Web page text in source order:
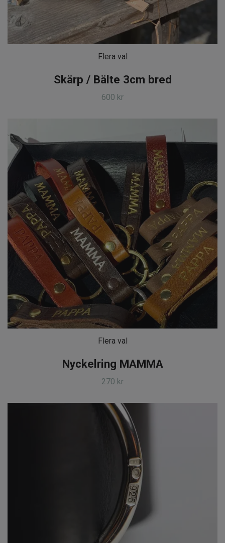
Flera val
Skärp / Bälte 3cm bred
600 kr
Flera val
Nyckelring MAMMA
270 kr